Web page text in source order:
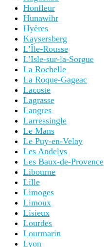
Honfleur
Hunawihr
Hyères
Kaysersberg
L’Île-Rousse
L’Isle-sur-la-Sorgue
La Rochelle
La Roque-Gageac
Lacoste
Lagrasse
Langres
Larressingle
Le Mans
Le Puy-en-Velay
Les Andelys
Les Baux-de-Provence
Libourne
Lille
Limoges
Limoux
Lisieux
Lourdes
Lourmarin
Lyon